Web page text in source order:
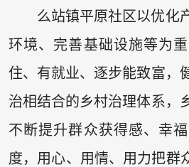
么站镇平原社区以优化
环境、完善基础设施等为
住、有就业、逐步能致富，
治相结合的乡村治理体系，
不断提升群众获得感、幸
度，用心、用情、用力把群